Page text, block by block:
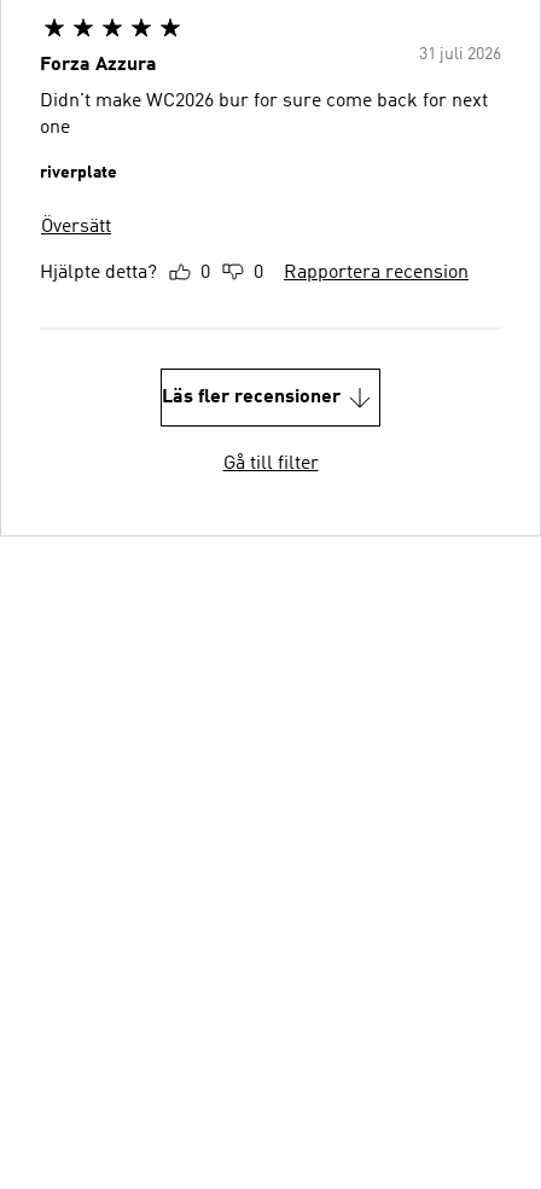
31 juli 2026
Forza Azzura
Didn't make WC2026 bur for sure come back for next
one
riverplate
Översätt
Hjälpte detta? 0 0 Rapportera recension
Läs fler recensioner
Gå till filter